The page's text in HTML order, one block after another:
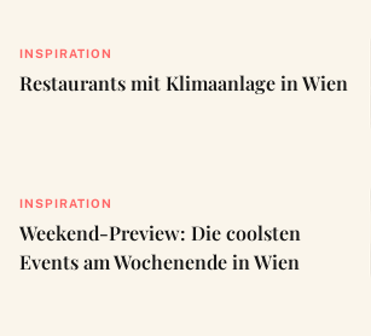
INSPIRATION
Restaurants mit Klimaanlage in Wien
INSPIRATION
Weekend-Preview: Die coolsten
Events am Wochenende in Wien